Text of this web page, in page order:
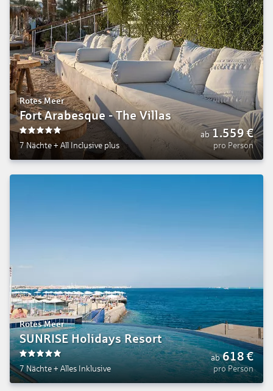
Rotes Meer
Fort Arabesque - The Villas
5
7 Nächte+ All Inclusive plus
ab 1.559€
pro Person
Rotes Meer
SUNRISE Holidays Resort
5
7 Nächte + Alles Inklusive
ab 618€
pro Person